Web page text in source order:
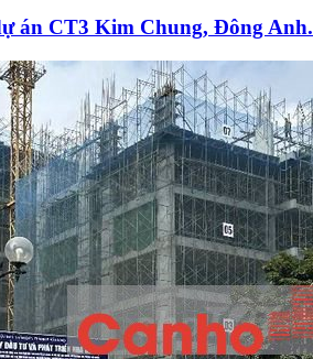
án CT3 Kim Chung, Đông Anh.